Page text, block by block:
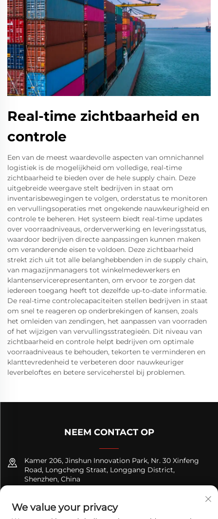
Real-time zichtbaarheid en
controle
Een van de meest waardevolle aspecten van omnichannel
logistiek is de mogelijkheid om volledige, real-time
zichtbaarheid te bieden over de hele supply chain. Deze
uitgebreide weergave stelt bedrijven in staat om
inventarisbewegingen te volgen, orderstatus te monitoren
en vervullingsoperaties met ongekende nauwkeurigheid en
controle te beheren. Het systeem biedt real-time updates
over voorraadniveaus, orderverwerking en leveringsstatus,
waardoor bedrijven directe aanpassingen kunnen maken
om veranderende eisen te voldoen. Deze zichtbaarheid
strekt zich uit tot alle belanghebbenden in de supply chain,
van magazijnmanagers tot winkelmedewerkers en
klantenservicerepresentanten, om ervoor te zorgen dat
iedereen toegang heeft tot dezelfde up-to-date informatie.
De real-time controlecapaciteiten stellen bedrijven in staat
om snel te reageren op onderbrekingen of kansen, zoals
het omleiden van zendingen, het aanpassen van voorraden
of het wijzigen van vervullingsstrategieën. Dit niveau van
zichtbaarheid en controle helpt bedrijven om optimale
voorraadniveaus te behouden, tekorten te verminderen en
klanttevredenheid te verbeteren door nauwkeuriger
leverbeloftes en betere serviceherstel bij problemen.
NEEM CONTACT OP
Kamer 206, Jinshun Innovation Park, Nr. 30 Xinfeng
Road, Longcheng Straat, Longgang District,
Shenzhen, China
[email protected]
We value your privacy